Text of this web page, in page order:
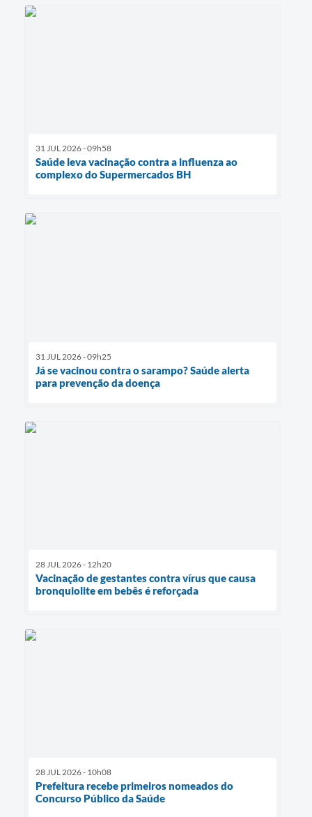
31 JUL 2026 - 09h58
Saúde leva vacinação contra a influenza ao
complexo do Supermercados BH
31 JUL 2026 - 09h25
Já se vacinou contra o sarampo? Saúde alerta
para prevenção da doença
28 JUL 2026 - 12h20
Vacinação de gestantes contra vírus que causa
bronquiolite em bebês é reforçada
28 JUL 2026 - 10h08
Prefeitura recebe primeiros nomeados do
Concurso Público da Saúde